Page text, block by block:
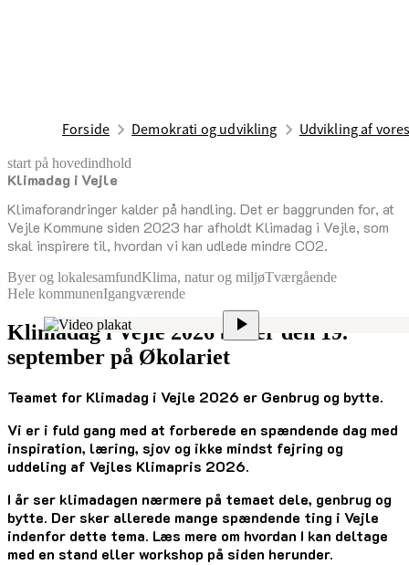
Forside Demokrati og udvikling Udvikling af
start på hovedindhold
Klimadag i Vejle
Klimaforandringer kalder på handling. Det er baggrunden for, at
Vejle Kommune siden 2023 har afholdt Klimadag i Vejle, som
skal inspirere til, hvordan vi kan udlede mindre CO2.
senest opdateret 31. juli 2026
Byer og lokalesamfundKlima, natur og miljøTværgående
Hele kommunenIgangværende
Klimadag i Vejle 2026 bliver den 19.
september på Økolariet
Teamet for Klimadag i Vejle 2026 er Genbrug og bytte.
Vi er i fuld gang med at forberede en spændende dag med
inspiration, læring, sjov og ikke mindst fejring og
uddeling af Vejles Klimapris 2026.
I år ser klimadagen nærmere på temaet dele, genbrug og
bytte. Der sker allerede mange spændende ting i Vejle
indenfor dette tema. Læs mere om hvordan I kan deltage
med en stand eller workshop på siden herunder.